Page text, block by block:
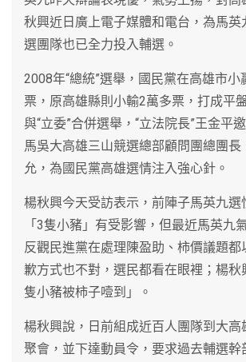
秋興近日廣上電子媒體和電台，為馬英
選團隊也已全力投入輔選。
2008年“總統”選舉，國民黨在高雄市小
票，原高雄縣則小輸2萬多票，打成平
與“立委”合併選舉，“立法院長”王金平
馬吳大高雄三山競選總部顧問團總團長
允，為國民黨高雄選情注入強心針。
楊秋興今天受訪表示，前陣子馬英九選
「3隻小豬」有受影響，但最近馬英九
反觀民進黨在處理陳盈助、柿價議題都
歉方式也不對，選民都看在眼裡；楊秋
隻小豬被柿子噎到」。
楊秋興說，日前組成近百人團隊到大高
聚會，並下達動員令，要求過去輔選幹